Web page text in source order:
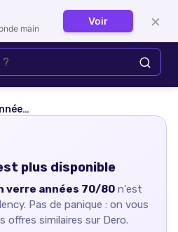
Se connecter
70/80
plus disponible
verre années 70/80 n'est
. Pas de panique : on vous
offres similaires sur Dero.
main
Voir ×